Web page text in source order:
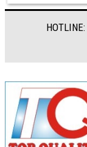
Dính 2 Quai
HOTLINE: